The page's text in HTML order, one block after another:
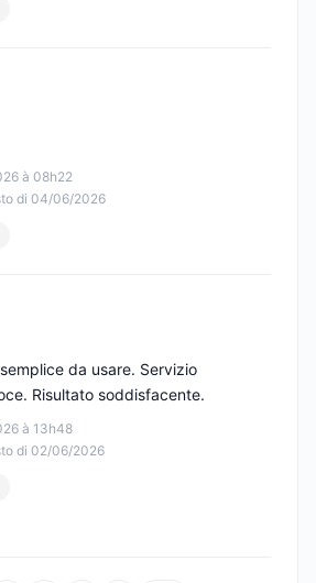
à 08h22
di 04/06/2026
à 13h48
di 02/06/2026
da usare. Servizio
Risultato soddisfacente.